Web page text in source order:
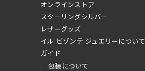
オンラインストア
スターリングシルバー
レザーグッズ
イル ビゾンテ ジュエリーについて
ガイド
包装について